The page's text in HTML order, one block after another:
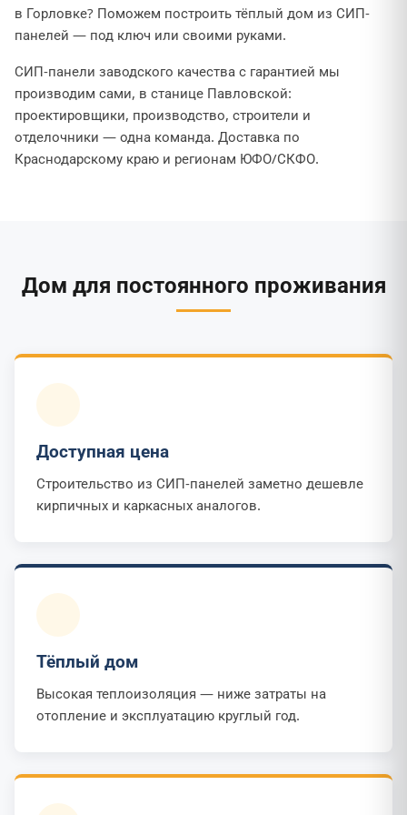
в Горловке? Поможем построить тёплый дом из СИП-
панелей — под ключ или своими руками.
СИП-панели заводского качества с гарантией мы
производим сами, в станице Павловской:
проектировщики, производство, строители и
отделочники — одна команда. Доставка по
Краснодарскому краю и регионам ЮФО/СКФО.
Дом для постоянного проживания
Доступная цена
Строительство из СИП-панелей заметно дешевле
кирпичных и каркасных аналогов.
Тёплый дом
Высокая теплоизоляция — ниже затраты на
отопление и эксплуатацию круглый год.